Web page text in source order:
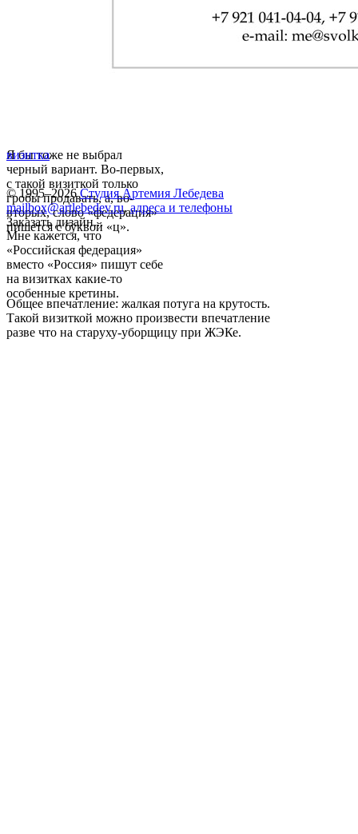
Я бы тоже не выбрал
черный вариант. Во-первых,
с такой визиткой только
гробы продавать, а, во-
вторых, слово «федерация»
пишется с буквой «ц».
Мне кажется, что
«Российская федерация»
вместо «Россия» пишут себе
на визитках какие-то
особенные кретины.
Общее впечатление: жалкая потуга на крутость.
Такой визиткой можно произвести впечатление
разве что на старуху-уборщицу при ЖЭКе.
визитка
© 1995–2026 Студия Артемия Лебедева
mailbox@artlebedev.ru, адреса и телефоны
Заказать дизайн...